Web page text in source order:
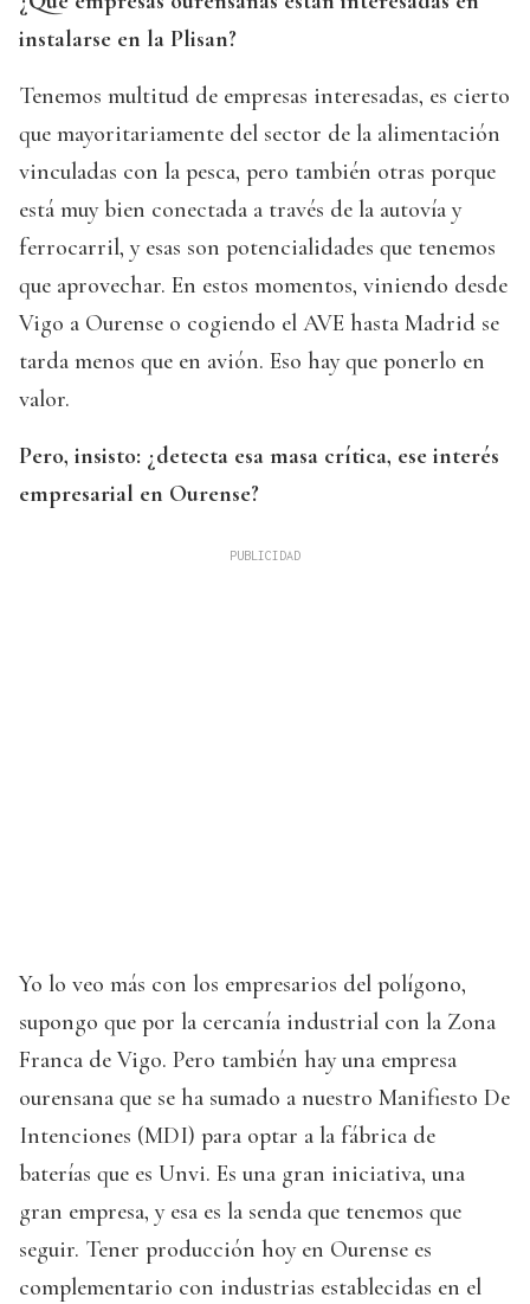
instalarse en la Plisan?
Tenemos multitud de empresas interesadas, es cierto
que mayoritariamente del sector de la alimentación
vinculadas con la pesca, pero también otras porque
está muy bien conectada a través de la autovía y
ferrocarril, y esas son potencialidades que tenemos
que aprovechar. En estos momentos, viniendo desde
Vigo a Ourense o cogiendo el AVE hasta Madrid se
tarda menos que en avión. Eso hay que ponerlo en
valor.
Pero, insisto: ¿detecta esa masa crítica, ese interés
empresarial en Ourense?
Yo lo veo más con los empresarios del polígono,
supongo que por la cercanía industrial con la Zona
Franca de Vigo. Pero también hay una empresa
ourensana que se ha sumado a nuestro Manifiesto De
Intenciones (MDI) para optar a la fábrica de
baterías que es Unvi. Es una gran iniciativa, una
gran empresa, y esa es la senda que tenemos que
seguir. Tener producción hoy en Ourense es
complementario con industrias establecidas en el